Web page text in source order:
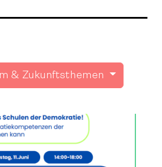
& Zukunftsthemen